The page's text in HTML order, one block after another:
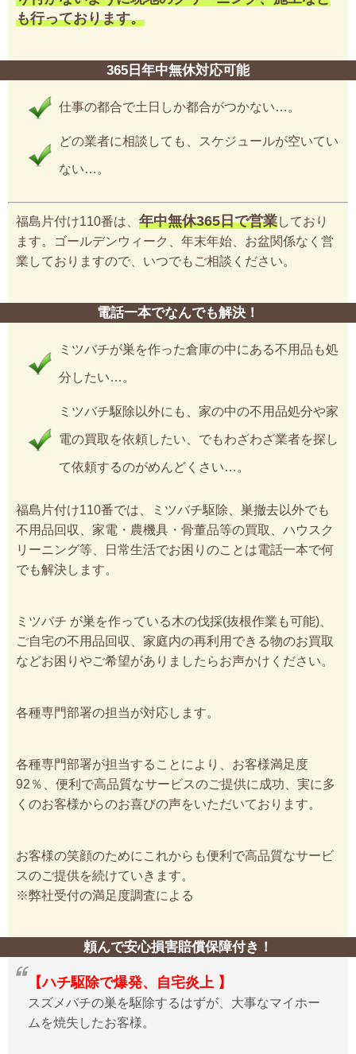
も行っております。
365日年中無休対応可能
仕事の都合で土日しか都合がつかない…。
どの業者に相談しても、スケジュールが空いてい
ない…。
福島片付け110番は、 年中無休365日で営業しており
ます。ゴールデンウィーク、年末年始、お盆関係なく営
業しておりますので、いつでもご相談ください。
電話一本でなんでも解決！
ミツバチが巣を作った倉庫の中にある不用品も処
分したい…。
ミツバチ駆除以外にも、家の中の不用品処分や家
電の買取を依頼したい、でもわざわざ業者を探し
て依頼するのがめんどくさい…。
福島片付け110番では、ミツバチ駆除、巣撤去以外でも
不用品回収、家電・農機具・骨董品等の買取、ハウスク
リーニング等、日常生活でお困りのことは電話一本で何
でも解決します。
ミツバチ が巣を作っている木の伐採(抜根作業も可能)、
ご自宅の不用品回収、家庭内の再利用できる物のお買取
などお困りやご希望がありましたらお声かけください。
各種専門部署の担当が対応します。
各種専門部署が担当することにより、お客様満足度
92％、便利で高品質なサービスのご提供に成功、実に多
くのお客様からのお喜びの声をいただいております。
お客様の笑顔のためにこれからも便利で高品質なサービ
スのご提供を続けていきます。
※弊社受付の満足度調査による
頼んで安心損害賠償保障付き！
【ハチ駆除で爆発、自宅炎上 】
スズメバチの巣を駆除するはずが、大事なマイホー
ムを焼失したお客様。